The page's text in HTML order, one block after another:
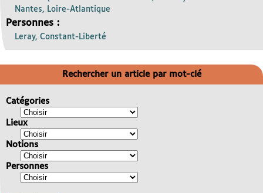
Nantes, Loire-Atlantique
Personnes :
Leray, Constant-Liberté
Rechercher un article par mot-clé
Catégories
Lieux
Notions
Personnes